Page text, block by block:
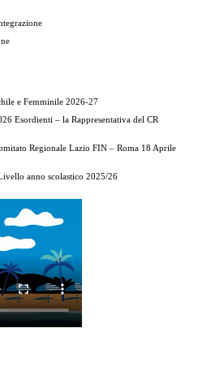
e Femminile 2026-27
Esordienti – la Rappresentativa del CR
Regionale Lazio FIN – Roma 18 Aprile
anno scolastico 2025/26